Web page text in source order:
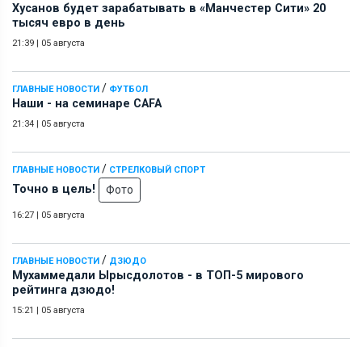
Хусанов будет зарабатывать в «Манчестер Сити» 20
тысяч евро в день
21:39 | 05 августа
ГЛАВНЫЕ НОВОСТИ / ФУТБОЛ
Наши - на семинаре СAFA
21:34 | 05 августа
ГЛАВНЫЕ НОВОСТИ / СТРЕЛКОВЫЙ СПОРТ
Точно в цель! Фото
16:27 | 05 августа
ГЛАВНЫЕ НОВОСТИ / ДЗЮДО
Мухаммедали Ырысдолотов - в ТОП-5 мирового
рейтинга дзюдо!
15:21 | 05 августа